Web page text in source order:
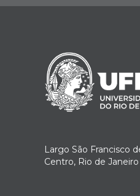
Largo São Francisco
Centro, Rio de